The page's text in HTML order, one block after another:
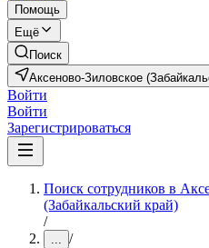
Помощь
Ещё
Поиск
Аксеново-Зиловское
Войти
Войти
Зарегистрироваться
Поиск сотрудников в
(Забайкальский край)
/
... /